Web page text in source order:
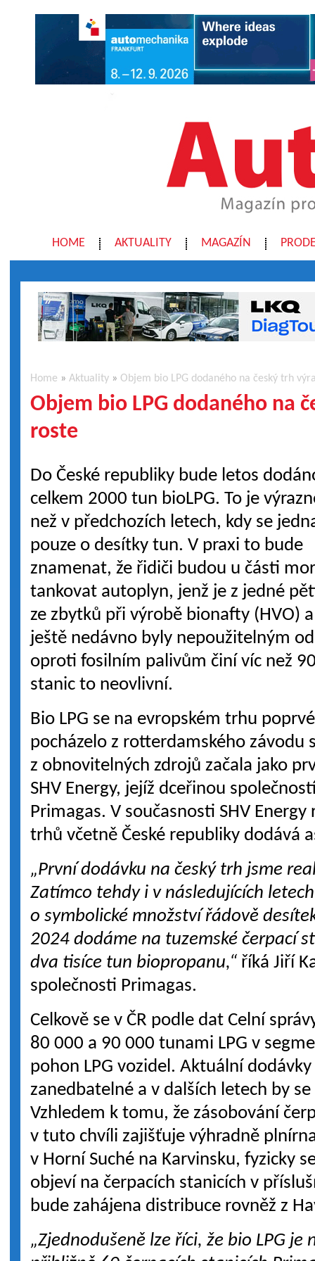
HOME AKTUALITY MAGAZÍN
Home »Aktuality » Objem bio LPG dodaného na český trh
Objem bio LPG dodaného na
roste
Do České republiky bude letos
celkem 2000 tun bioLPG. To je
než v předchozích letech, kdy se
pouze o desítky tun. V praxi to bude
znamenat, že řidiči budou u části
tankovat autoplyn, jenž je z jedné
ze zbytků při výrobě bionafty (HVO)
ještě nedávno byly nepoužitelným
oproti fosilním palivům činí víc než
stanic to neovlivní.
Bio LPG se na evropském trhu
pocházelo z rotterdamského závodu
z obnovitelných zdrojů začala jako
SHV Energy, jejíž dceřinou
Primagas. V současnosti SHV
trhů včetně České republiky dodává
„První dodávku na český trh jsme
Zatímco tehdy i v následujících
o symbolické množství řádově
2024 dodáme na tuzemské čerpací
dva tisíce tun biopropanu,“ říká Jiří
společnosti Primagas.
Celkově se v ČR podle dat Celní
80 000 a 90 000 tunami LPG v
pohon LPG vozidel. Aktuální
zanedbatelné a v dalších letech by
Vzhledem k tomu, že zásobování
v tuto chvíli zajišťuje výhradně
v Horní Suché na Karvinsku, fyzicky
objeví na čerpacích stanicích v
bude zahájena distribuce rovněž z
„Zjednodušeně lze říci, že bio LPG je